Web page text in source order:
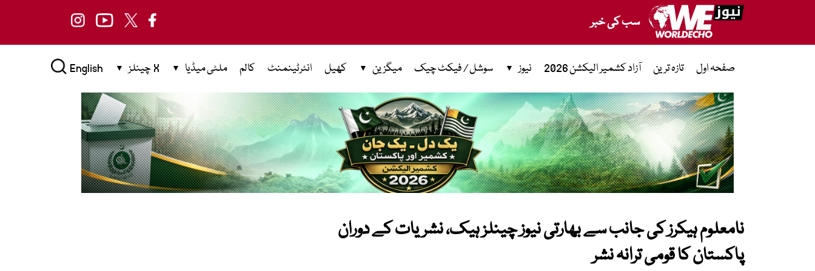
سب کی خبر
صفحہ اول تازہ ترین آزاد کشمیر الیکشن 2026 نیوز سوشل / فیکٹ چیک میگزین کھیل انٹرٹینمنٹ کالم ملٹی میڈیا X چینلز English
نامعلوم ہیکرز کی جانب سے بھارتی نیوز چینلز ہیک، نشریات کے دوران
پاکستان کا قومی ترانہ نشر